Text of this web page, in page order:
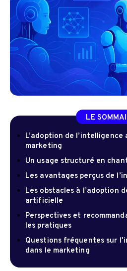
LE
L’adoption de
marketing
Un usage structuré en
Les avantages perçus de
Les obstacles à l’adoption
artificielle
Perspectives et
les pratiques
Questions fréquentes sur
dans le marketing